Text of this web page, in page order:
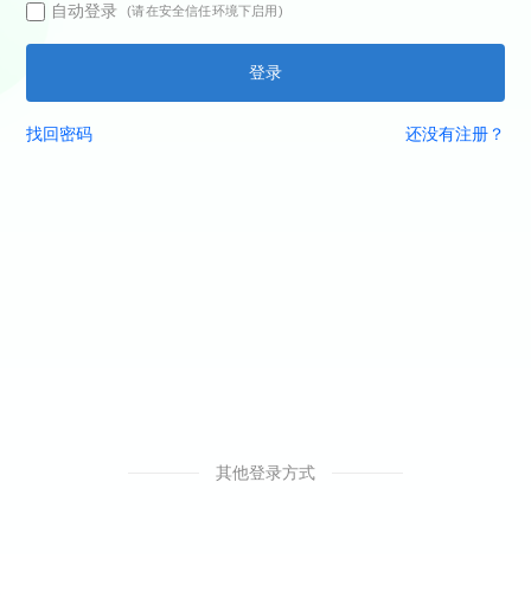
自动登录 (请在安全信任环境下启用)
登录
找回密码 还没有注册？
其他登录方式